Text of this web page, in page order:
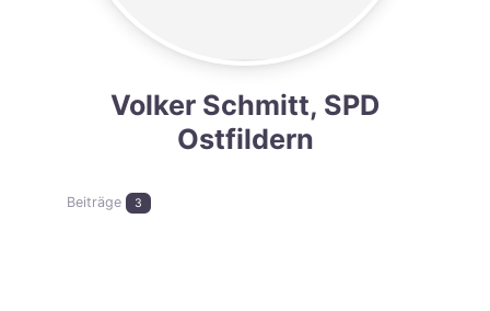
Volker Schmitt, SPD
Ostfildern
Beiträge 3